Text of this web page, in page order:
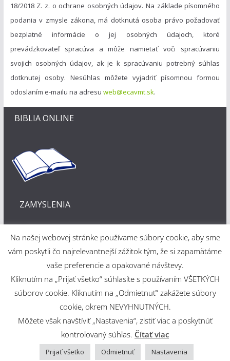
18/2018 Z. z. o ochrane osobných údajov. Na základe písomného
podania v zmysle zákona, má dotknutá osoba právo požadovať
bezplatné informácie o jej osobných údajoch, ktoré
prevádzkovateľ spracúva a môže namietať voči spracúvaniu
svojich osobných údajov, ak je k spracúvaniu potrebný súhlas
dotknutej osoby. Nesúhlas môžete vyjadriť písomnou formou
odoslaním e-mailu na adresu web@ecavmt.sk.
BIBLIA ONLINE
ZAMYSLENIA
Webové riešenie
Martin Šajdák
Copyright © 2026Evanjelický a. v. cirkevný zbor v Martine
Powered byColorMag andWordPress
Na našej webovej stránke používame súbory cookie, aby sme
vám poskytli čo najrelevantnejší zážitok tým, že si zapamätáme
vaše preferencie a opakované návštevy.
Kliknutím na „Prijať všetko“ súhlasíte s používaním VŠETKÝCH
súborov cookie. Kliknutím na „Odmietnuť“ zakážete súbory
cookie, okrem NEVYHNUTNÝCH.
Môžete však navštíviť „Nastavenia“, zistiť viac a poskytnúť
kontrolovaný súhlas. Čítať viac
Prijať všetko Odmietnuť Nastavenia